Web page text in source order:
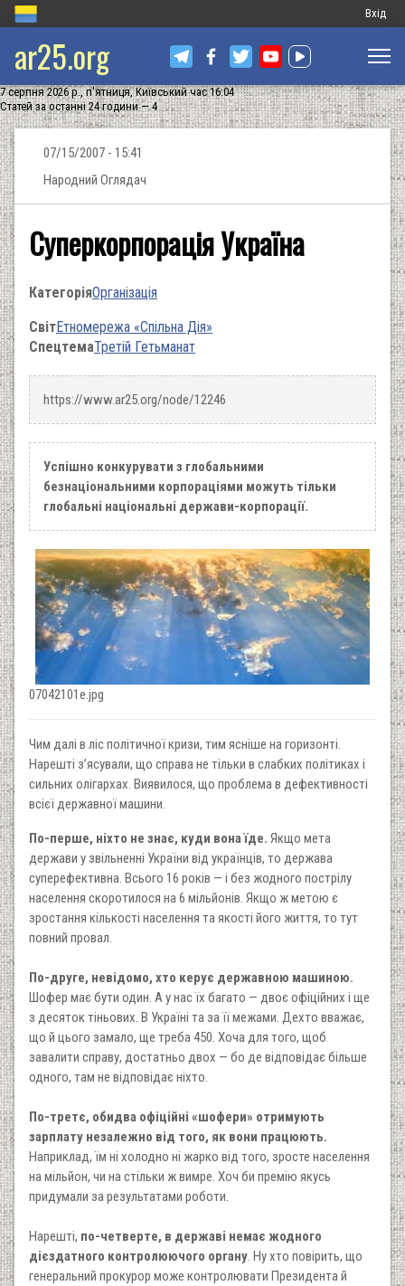
Меню
запису
Вхід
ar25.org
7 серпня 2026 р., п'ятниця, Київський час 16:04
Статей за останні 24 години — 4
07/15/2007 - 15:41
Народний Оглядач
Суперкорпорація Україна
КатегоріяОрганізація
СвітЕтномережа «Спільна Дія»
СпецтемаТретій Гетьманат
https://www.ar25.org/node/12246
Успішно конкурувати з глобальними
безнаціональними корпораціями можуть тільки
глобальні національні держави-корпорації.
07042101e.jpg
Чим далі в ліс політичної кризи, тим ясніше на горизонті.
Нарешті з’ясували, що справа не тільки в слабких політиках і
сильних олігархах. Виявилося, що проблема в дефективності
всієї державної машини.
По-перше, ніхто не знає, куди вона їде. Якщо мета
держави у звільненні України від українців, то держава
суперефективна. Всього 16 років — і без жодного пострілу
населення скоротилося на 6 мільйонів. Якщо ж метою є
зростання кількості населення та якості його життя, то тут
повний провал.
По-друге, невідомо, хто керує державною машиною.
Шофер має бути один. А у нас їх багато — двоє офіційних і ще
з десяток тіньових. В Україні та за її межами. Дехто вважає,
що й цього замало, ще треба 450. Хоча для того, щоб
завалити справу, достатньо двох — бо де відповідає більше
одного, там не відповідає ніхто.
По-третє, обидва офіційні «шофери» отримують
зарплату незалежно від того, як вони працюють.
Наприклад, їм ні холодно ні жарко від того, зросте населення
на мільйон, чи на стільки ж вимре. Хоч би премію якусь
придумали за результатами роботи.
Нарешті, по-четверте, в державі немає жодного
дієздатного контролюючого органу. Ну хто повірить, що
генеральний прокурор може контролювати Президента й